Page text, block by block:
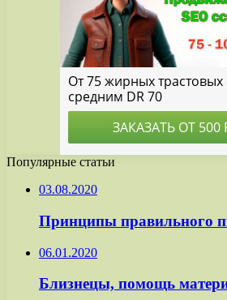
Популярные статьи
03.08.2020
Принципы правильного
06.01.2020
Близнецы, помощь